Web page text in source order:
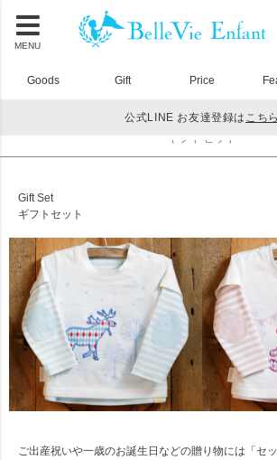
MENU
Goods Gift Price
公式LINE お友達登録は こちら
ギフトセット
Gift Set
ギフトセット
ご出産祝いや一歳のお誕生日などの贈り物には「セ